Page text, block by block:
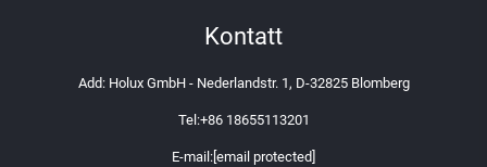
Kontatt
Add: Holux GmbH - Nederlandstr. 1, D-32825 Blomberg
Tel:+86 18655113201
E-mail: [email protected]